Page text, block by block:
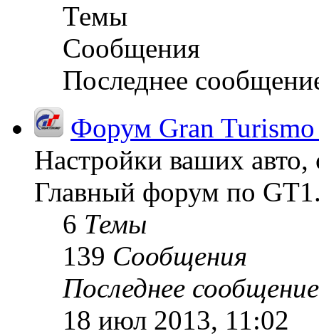
Темы
Сообщения
Последнее
Форум Gran
Настройки ваших авто,
Главный форум по
6 Темы
139 Сообщения
Последнее сообщение
18 июл 2013, 11:02